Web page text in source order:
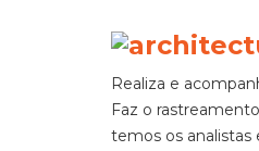
Realiza e
Faz o
temos os